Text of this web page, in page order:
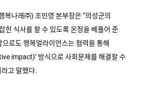
복나래㈜) 조민영 본부장은 “의성군의
힌 식사를 할 수 있도록 온정을 베풀어 준
으로도 행복얼라이언스는 협력을 통해
impact)’ 방식으로 사회문제를 해결할 수
라고 말했다.